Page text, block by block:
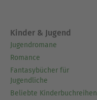
Kinder & Jugend
Jugendromane
Romance
Fantasybücher für
Jugendliche
Beliebte Kinderbuchreihen